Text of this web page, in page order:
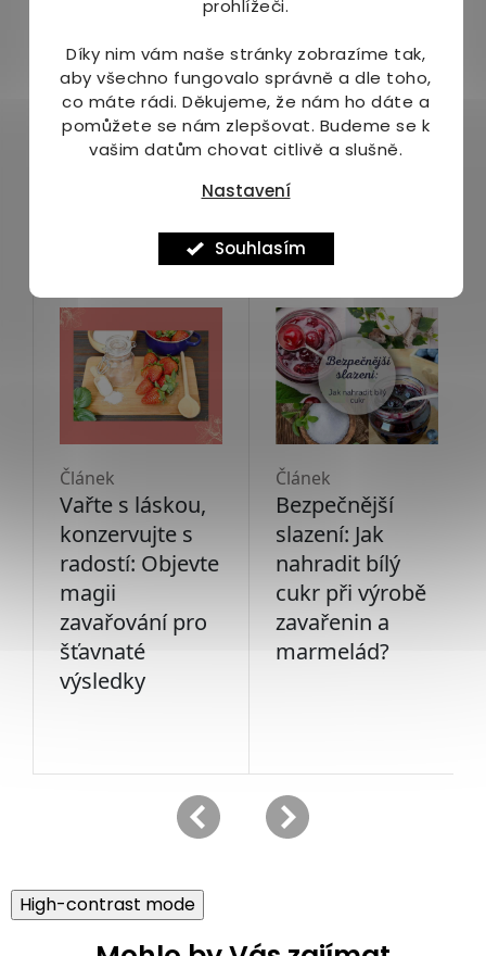
prohlížeči.
Díky nim vám naše stránky zobrazíme tak,
aby všechno fungovalo správně a dle toho,
co máte rádi. Děkujeme, že nám ho dáte a
pomůžete se nám zlepšovat. Budeme se k
vašim datům chovat citlivě a slušně.
Nastavení
Souhlasím
Balení:
340 g - balení ke zpracování až 1 kg ovoce
Náš tip:
Jak si vybrat nejvhodnější želírovací přípravek?
High-contrast mode